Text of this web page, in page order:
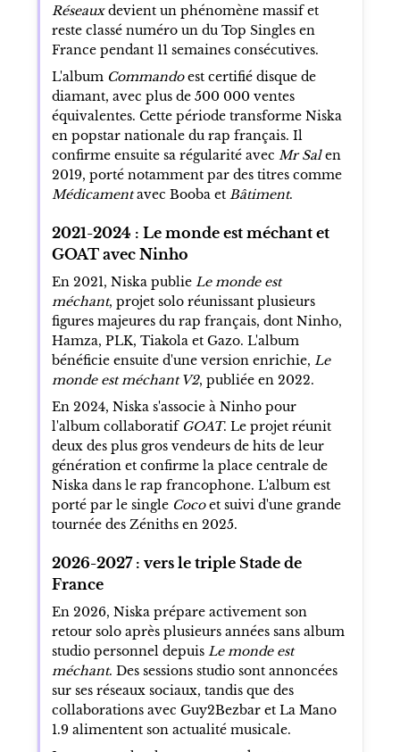
Réseauxdevient un phénomène massif et
reste classé numéro un du Top Singles en
France pendant 11 semaines consécutives.
L'album Commandoest certifié disque de
diamant, avec plus de 500 000 ventes
équivalentes. Cette période transforme Niska
en popstar nationale du rap français. Il
confirme ensuite sa régularité avec Mr Salen
2019, porté notamment par des titres comme
Médicamentavec Booba et Bâtiment.
2021-2024 : Le monde est méchant et
GOAT avec Ninho
En 2021, Niska publie Le monde est
méchant, projet solo réunissant plusieurs
figures majeures du rap français, dont Ninho,
Hamza, PLK, Tiakola et Gazo. L'album
bénéficie ensuite d'une version enrichie, Le
monde est méchant V2, publiée en 2022.
En 2024, Niska s'associe à Ninho pour
l'album collaboratif GOAT. Le projet réunit
deux des plus gros vendeurs de hits de leur
génération et confirme la place centrale de
Niska dans le rap francophone. L'album est
porté par le single Cocoet suivi d'une grande
tournée des Zéniths en 2025.
2026-2027 : vers le triple Stade de
France
En 2026, Niska prépare activement son
retour solo après plusieurs années sans album
studio personnel depuis Le monde est
méchant. Des sessions studio sont annoncées
sur ses réseaux sociaux, tandis que des
collaborations avec Guy2Bezbar et La Mano
1.9 alimentent son actualité musicale.